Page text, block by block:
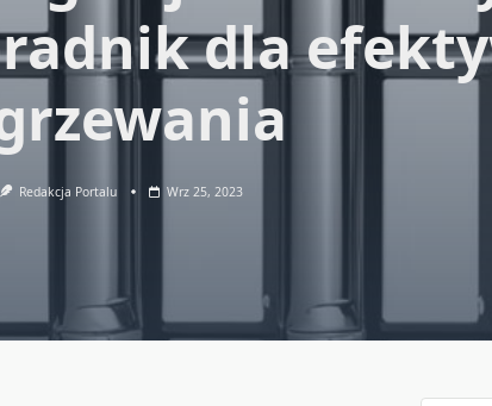
dla
Redakcja Portalu Wrz 25, 2023